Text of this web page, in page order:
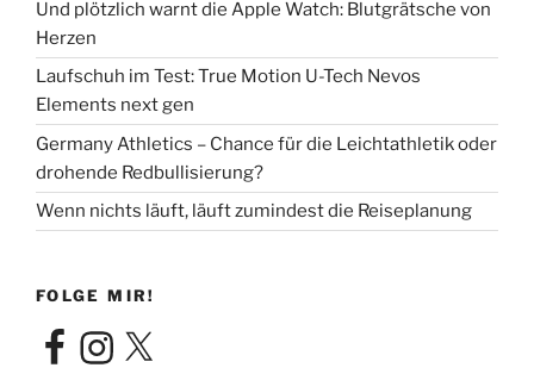
Und plötzlich warnt die Apple Watch: Blutgrätsche von
Herzen
Laufschuh im Test: True Motion U-Tech Nevos
Elements next gen
Germany Athletics – Chance für die Leichtathletik oder
drohende Redbullisierung?
Wenn nichts läuft, läuft zumindest die Reiseplanung
FOLGE MIR!
FacebookInstagram
X